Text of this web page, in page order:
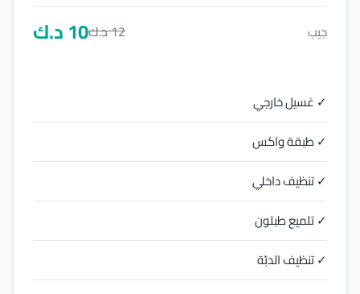
جيب 12د.ك10د.ك
✓ غسيل خارجي
✓ طبقة واكس
✓ تنظيف داخلي
✓ تلميع طبلون
✓ تنظيف الدبّة